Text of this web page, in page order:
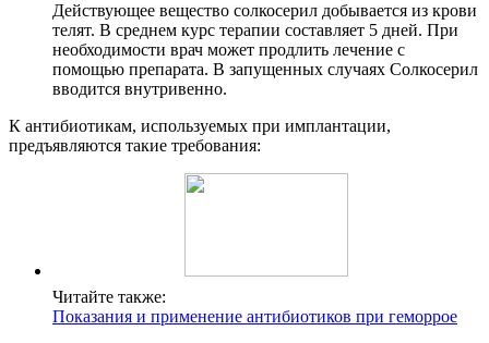
Действующее вещество солкосерил добывается из крови
телят. В среднем курс терапии составляет 5 дней. При
необходимости врач может продлить лечение с
помощью препарата. В запущенных случаях Солкосерил
вводится внутривенно.
К антибиотикам, используемых при имплантации,
предъявляются такие требования:
Читайте также:
Показания и применение антибиотиков при геморрое